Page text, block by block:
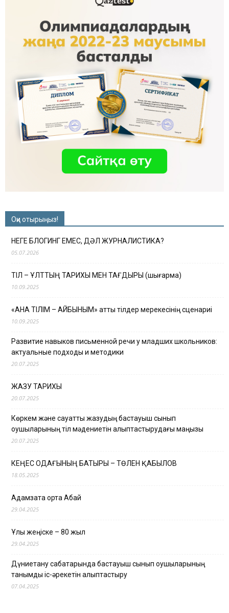
Оқи отырыңыз!
НЕГЕ БЛОГИНГ ЕМЕС, ДӘЛ ЖУРНАЛИСТИКА?
05.07.2026
ТІЛ – ҰЛТТЫҢ ТАРИХЫ МЕН ТАҒДЫРЫ (шығарма)
10.09.2025
«АНА ТІЛІМ – АЙБЫНЫМ» атты тілдер мерекесінің сценариі
10.09.2025
Развитие навыков письменной речи у младших школьников:
актуальные подходы и методики
20.07.2025
ЖАЗУ ТАРИХЫ
20.07.2025
Көркем және сауатты жазудың бастауыш сынып
оқушыларының тіл мәдениетін қалыптастырудағы маңызы
20.07.2025
КЕҢЕС ОДАҒЫНЫҢ БАТЫРЫ – ТӨЛЕН ҚАБЫЛОВ
18.05.2025
Адамзатқа ортақ Абай
29.04.2025
Ұлы жеңіске – 80 жыл
29.04.2025
Дүниетану сабақтарында бастауыш сынып оқушыларының
танымдық іс-әрекетін қалыптастыру
07.04.2025